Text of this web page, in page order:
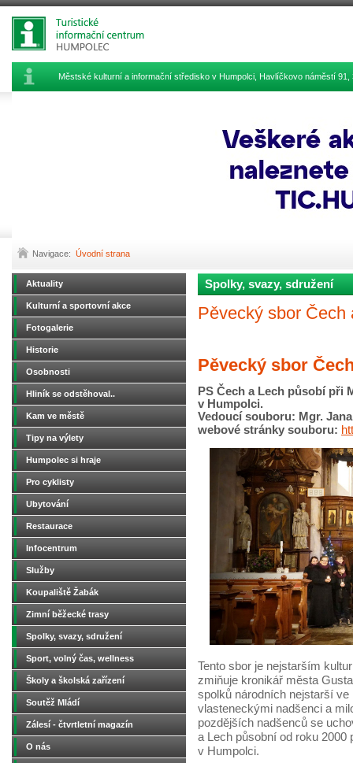
Městské kulturní a informační středisko v Humpolci, Havlíčkovo náměstí
Navigace: Úvodní strana
Aktuality
Kulturní a sportovní akce
Fotogalerie
Historie
Osobnosti
Hliník se odstěhoval..
Kam ve městě
Tipy na výlety
Humpolec si hraje
Pro cyklisty
Ubytování
Restaurace
Infocentrum
Služby
Koupaliště Žabák
Zimní běžecké trasy
Spolky, svazy, sdružení
Sport, volný čas, wellness
Školy a školská zařízení
Soutěž Mládí
Zálesí - čtvrtletní magazín
O nás
Spolky, svazy, sdružení
Pěvecký sbor Čech
Pěvecký sbor
PS Čech a Lech působí při
v Humpolci.
Vedoucí souboru: Mgr.
webové stránky souboru:
Tento sbor je nejstarším
zmiňuje kronikář města
spolků národních nejstarší
vlasteneckými nadšenci a
pozdějších nadšenců se
a Lech působní od roku
v Humpolci.